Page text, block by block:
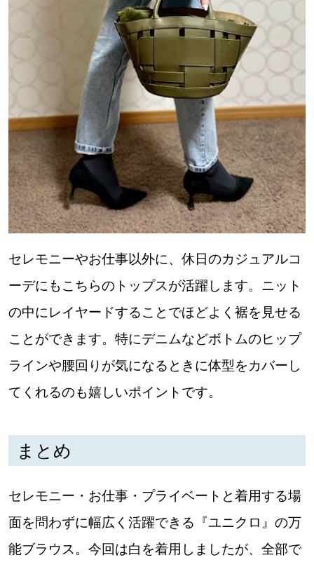
セレモニーやお仕事以外に、休日のカジュアルコ
ーデにもこちらのトップスが活躍します。ニット
の中にレイヤードすることでほどよく裾を見せる
ことができます。特にデニムなどボトムのヒップ
ラインや腰回りが気になるときに体型をカバーし
てくれるのも嬉しいポイントです。
まとめ
セレモニー・お仕事・プライベートと着用する場
面を問わずに幅広く活躍できる『ユニクロ』の万
能ブラウス。今回は白を着用しましたが、全部で